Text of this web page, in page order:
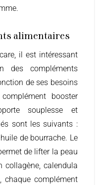
alimentaires
des compléments
de ses besoins
booster
souplesse et
sont les suivants :
de bourrache. Le
de lifter la peau
collagène, calendula
chaque complément